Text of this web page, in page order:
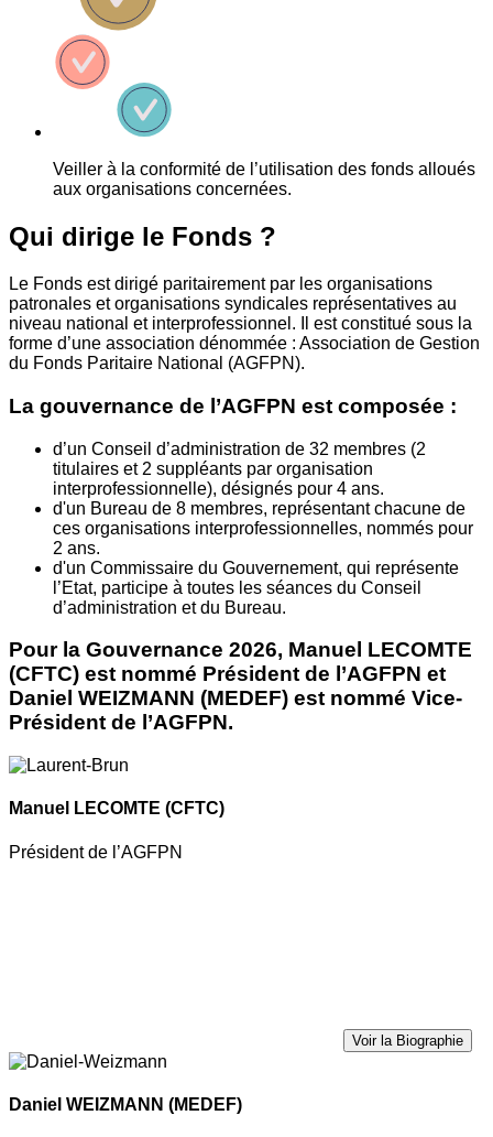
Veiller à la conformité de l’utilisation des fonds alloués
aux organisations concernées.
Qui dirige le Fonds ?
Le Fonds est dirigé paritairement par les organisations
patronales et organisations syndicales représentatives au
niveau national et interprofessionnel. Il est constitué sous la
forme d’une association dénommée : Association de Gestion
du Fonds Paritaire National (AGFPN).
La gouvernance de l’AGFPN est composée :
d’un Conseil d’administration de 32 membres (2
titulaires et 2 suppléants par organisation
interprofessionnelle), désignés pour 4 ans.
d'un Bureau de 8 membres, représentant chacune de
ces organisations interprofessionnelles, nommés pour
2 ans.
d'un Commissaire du Gouvernement, qui représente
l’Etat, participe à toutes les séances du Conseil
d’administration et du Bureau.
Pour la Gouvernance 2026, Manuel LECOMTE
(CFTC) est nommé Président de l’AGFPN et
Daniel WEIZMANN (MEDEF) est nommé Vice-
Président de l’AGFPN.
Manuel LECOMTE (CFTC)
Président de l’AGFPN
Voir la Biographie
Daniel WEIZMANN (MEDEF)